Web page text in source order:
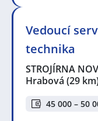
Vedoucí
technika
STROJÍRNA
Hrabová (29
45 000 – 50